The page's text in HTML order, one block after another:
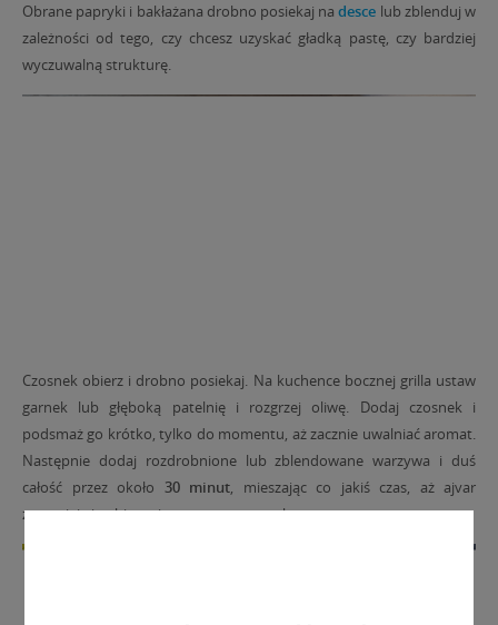
Obrane papryki i bakłażana drobno posiekaj nadesce lub zblenduj w
zależności od tego, czy chcesz uzyskać gładką pastę, czy bardziej
wyczuwalną strukturę.
Czosnek obierz i drobno posiekaj. Na kuchence bocznej grilla ustaw
garnek lub głęboką patelnię i rozgrzej oliwę. Dodaj czosnek i
podsmaż go krótko, tylko do momentu, aż zacznie uwalniać aromat.
Następnie dodaj rozdrobnione lub zblendowane warzywa i duś
całość przez około 30 minut, mieszając co jakiś czas, aż ajvar
zgęstnieje i nabierze intensywnego smaku.